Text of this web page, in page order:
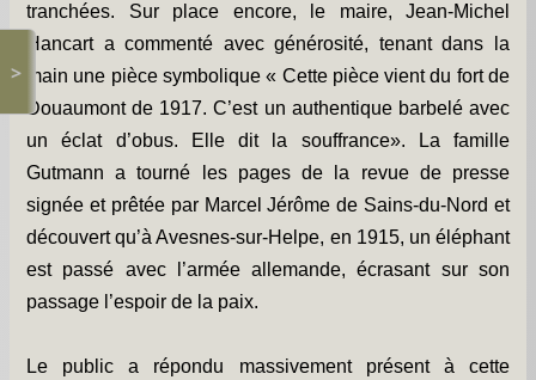
>
tranchées. Sur place encore, le maire, Jean-Michel
Hancart a commenté avec générosité, tenant dans la
main une pièce symbolique « Cette pièce vient du fort de
Douaumont de 1917. C’est un authentique barbelé avec
un éclat d’obus. Elle dit la souffrance». La famille
Gutmann a tourné les pages de la revue de presse
signée et prêtée par Marcel Jérôme de Sains-du-Nord et
découvert qu’à Avesnes-sur-Helpe, en 1915, un éléphant
est passé avec l’armée allemande, écrasant sur son
passage l’espoir de la paix.
Le public a répondu massivement présent à cette